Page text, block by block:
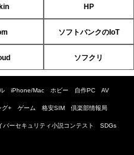
HP
ソフトバンクのIoT
ソフクリ
iPhone/Mac ホビー 自作PC AV
グ+ ゲーム 格安SIM 倶楽部情報局
バーセキュリティ小説コンテスト SDGs